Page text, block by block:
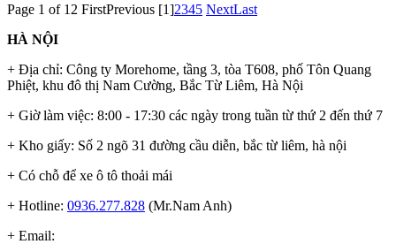
Page 1 of 12 FirstPrevious [1]2345 NextLast
HÀ NỘI
+ Địa chỉ: Công ty Morehome, tầng 3, tòa T608, phố Tôn Quang
Phiệt, khu đô thị Nam Cường, Bắc Từ Liêm, Hà Nội
+ Giờ làm việc: 8:00 - 17:30 các ngày trong tuần từ thứ 2 đến thứ 7
+ Kho giấy: Số 2 ngõ 31 đường cầu diễn, bắc từ liêm, hà nội
+ Có chỗ để xe ô tô thoải mái
+ Hotline: 0936.277.828 (Mr.Nam Anh)
+ Email: